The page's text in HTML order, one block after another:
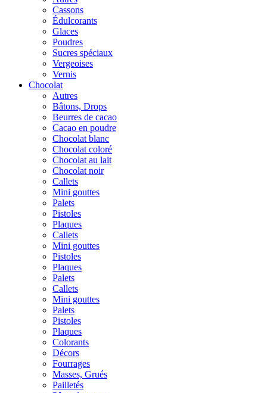
Cassons
Édulcorants
Glaces
Poudres
Sucres spéciaux
Vergeoises
Vernis
Chocolat
Autres
Bâtons, Drops
Beurres de cacao
Cacao en poudre
Chocolat blanc
Chocolat coloré
Chocolat au lait
Chocolat noir
Callets
Mini gouttes
Palets
Pistoles
Plaques
Callets
Mini gouttes
Pistoles
Plaques
Palets
Callets
Mini gouttes
Palets
Pistoles
Plaques
Colorants
Décors
Fourrages
Masses, Grués
Pailletés